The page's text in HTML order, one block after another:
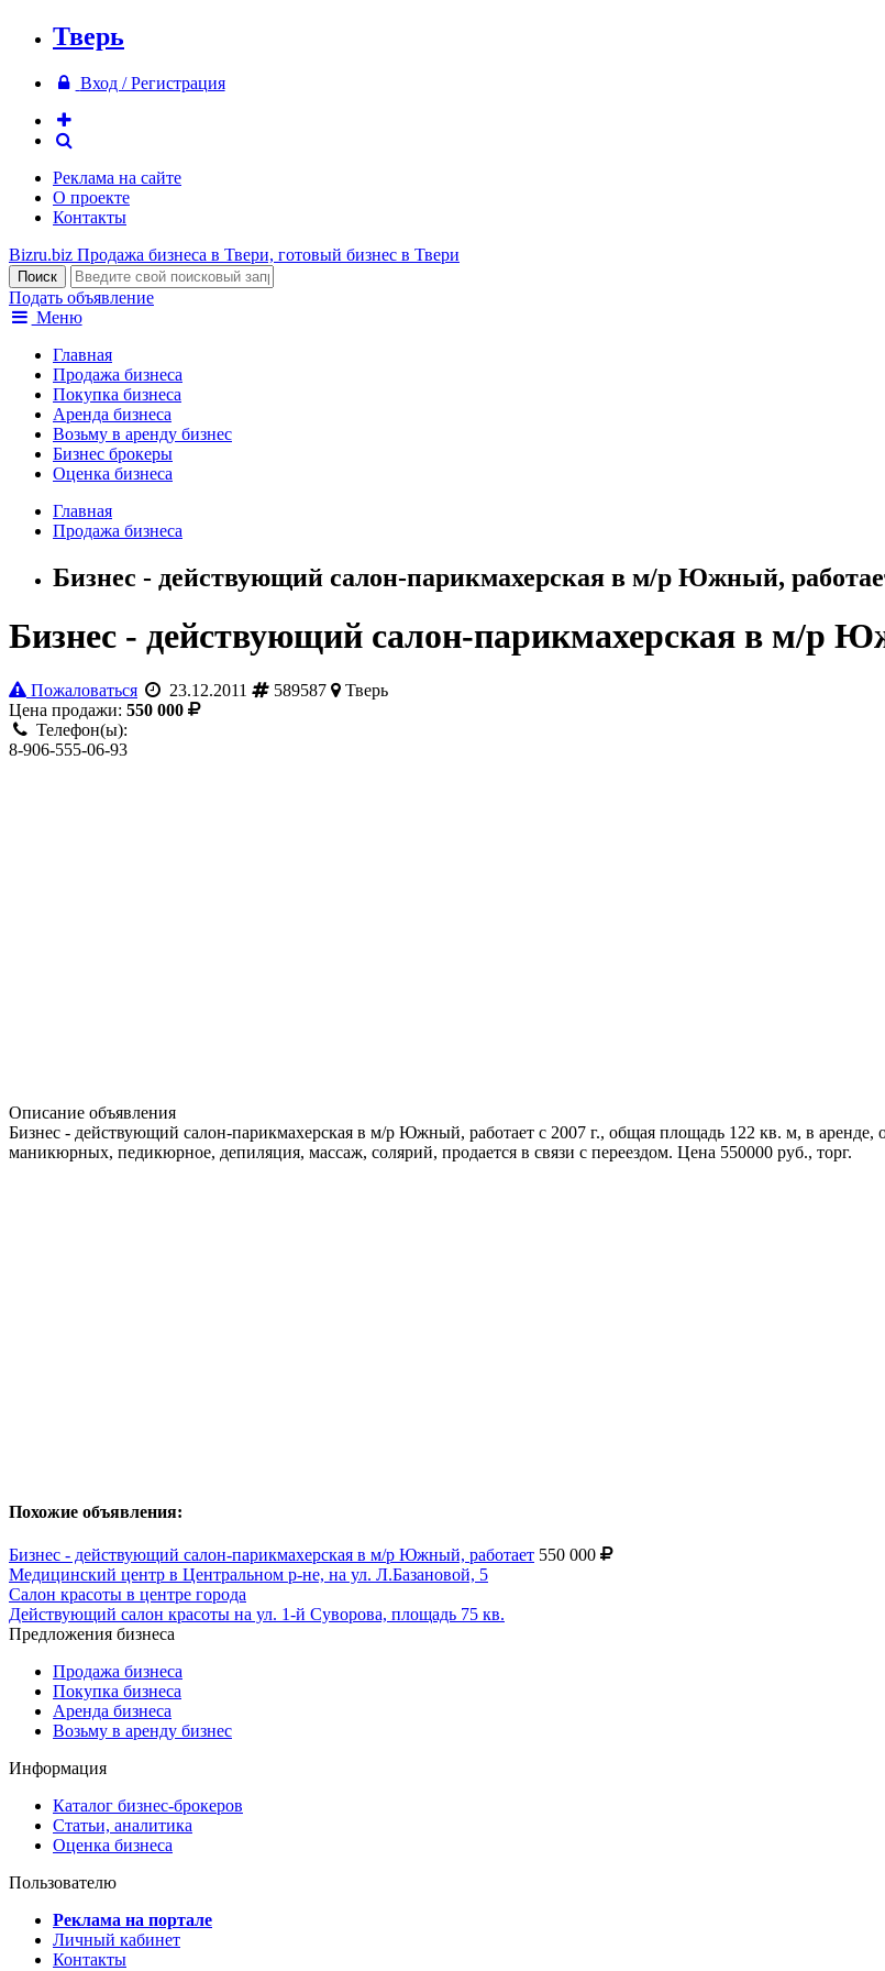
Тверь
Вход / Регистрация
Реклама на сайте
О проекте
Контакты
Bizru.biz Продажа бизнеса в Твери, готовый бизнес в Твери
Подать объявление
Меню
Главная
Продажа бизнеса
Покупка бизнеса
Аренда бизнеса
Возьму в аренду бизнес
Бизнес брокеры
Оценка бизнеса
Главная
Продажа бизнеса
Бизнес - действующий салон-парикмахерская в м/р Южный,
Бизнес - действующий салон-парикмахерская в м/р
Пожаловаться 23.12.2011 589587
Тверь
Цена продажи: 550 000
Телефон(ы):
8-906-555-06-93
Описание объявления
Бизнес - действующий салон-парикмахерская в м/р Южный, работает с 2007 г., общая площадь 122 кв. м, в аренде,
маникюрных, педикюрное, депиляция, массаж, солярий, продается в связи с переездом. Цена 550000 руб., торг.
Похожие объявления:
Бизнес - действующий салон-парикмахерская в м/р Южный, работает 550 000
Медицинский центр в Центральном р-не, на ул. Л.Базановой, 5
Салон красоты в центре города
Действующий салон красоты на ул. 1-й Суворова, площадь 75 кв.
Предложения бизнеса
Продажа бизнеса
Покупка бизнеса
Аренда бизнеса
Возьму в аренду бизнес
Информация
Каталог бизнес-брокеров
Статьи, аналитика
Оценка бизнеса
Пользователю
Реклама на портале
Личный кабинет
Контакты